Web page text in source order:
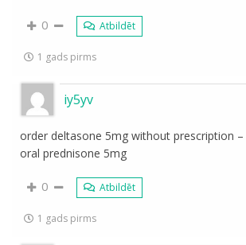
0 Atbildēt
1 gads pirms
iy5yv
order deltasone 5mg without prescription
oral prednisone 5mg
0 Atbildēt
1 gads pirms